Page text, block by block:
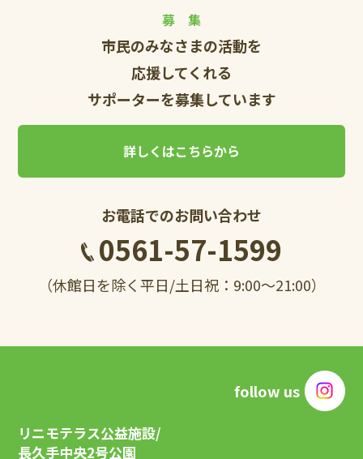
募 集
市民のみなさまの活動を
応援してくれる
サポーターを募集しています
詳しくはこちらから
お電話でのお問い合わせ
0561-57-1599
（休館日を除く平日/土日祝：9:00～21:00）
follow us
リニモテラス公益施設/
長久手中央2号公園